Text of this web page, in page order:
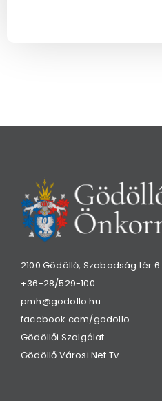
2100 Gödöllő, Szabadság tér 6.
+36-28/529-100
pmh@godollo.hu
facebook.com/godollo
Gödöllői Szolgálat
Gödöllő Városi Net Tv